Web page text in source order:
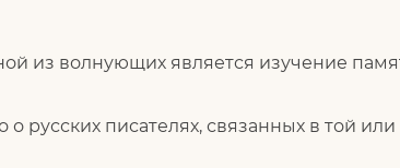
из волнующих является изучение
русских писателях, связанных в той